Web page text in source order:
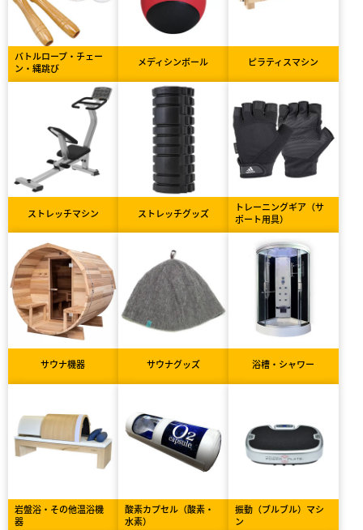
バトルロープ・チェー
ン・縄跳び
メディシンボール ピラティスマシン
ストレッチマシン ストレッチグッズ
トレーニングギア（サ
ポート用具）
サウナ機器 サウナグッズ 浴槽・シャワー
岩盤浴・その他温浴機
器
酸素カプセル（酸素・
水素）
振動（ブルブル）マシ
ン